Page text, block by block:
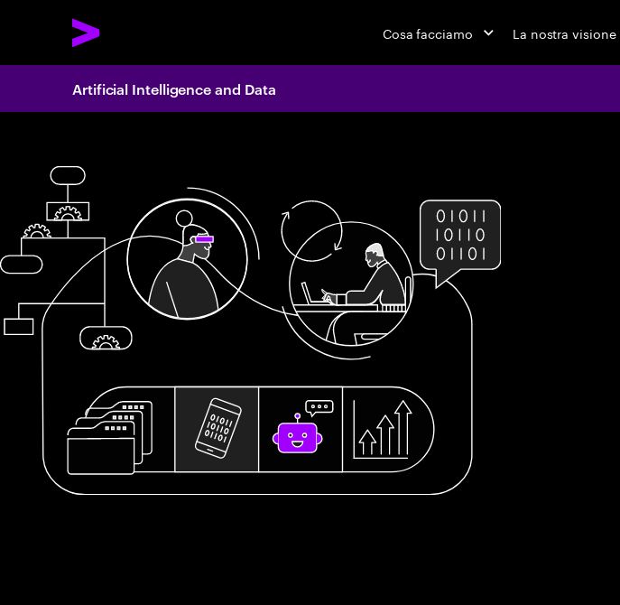
Cosa facciamo La nostra visione
Artificial Intelligence and Data